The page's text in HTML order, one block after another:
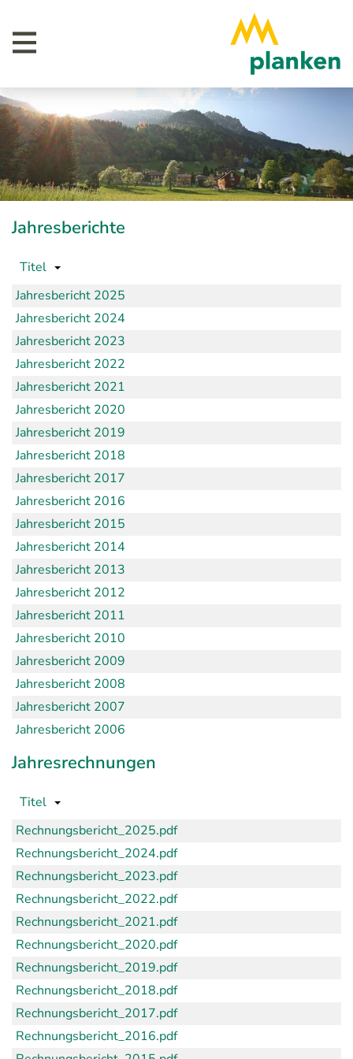
Jahresberichte
Titel
Jahresbericht 2025
Jahresbericht 2024
Jahresbericht 2023
Jahresbericht 2022
Jahresbericht 2021
Jahresbericht 2020
Jahresbericht 2019
Jahresbericht 2018
Jahresbericht 2017
Jahresbericht 2016
Jahresbericht 2015
Jahresbericht 2014
Jahresbericht 2013
Jahresbericht 2012
Jahresbericht 2011
Jahresbericht 2010
Jahresbericht 2009
Jahresbericht 2008
Jahresbericht 2007
Jahresbericht 2006
Jahresrechnungen
Titel
Rechnungsbericht_2025.pdf
Rechnungsbericht_2024.pdf
Rechnungsbericht_2023.pdf
Rechnungsbericht_2022.pdf
Rechnungsbericht_2021.pdf
Rechnungsbericht_2020.pdf
Rechnungsbericht_2019.pdf
Rechnungsbericht_2018.pdf
Rechnungsbericht_2017.pdf
Rechnungsbericht_2016.pdf